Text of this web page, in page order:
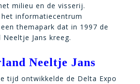
milieu en de visserij.
het informatiecentrum
themapark dat in 1997 de
Jans kreeg.
Neeltje Jans
tijd ontwikkelde de Delta Expo